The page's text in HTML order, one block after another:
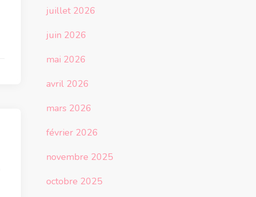
juillet 2026
juin 2026
mai 2026
avril 2026
mars 2026
février 2026
novembre 2025
octobre 2025